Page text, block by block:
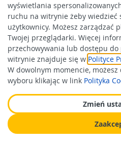
wyświetlania
ruchu na witrynie żeby wiedzieć
użytkownicy. Możesz zarządzać
Twojej przeglądarki. Więcej
przechowywania lub dostępu do
witrynie znajduje się w Polityce
W dowolnym momencie,
wyboru klikając w link Polityka
Zmień
85,99 zł/szt
Cena orientacyjna
Do koszyka